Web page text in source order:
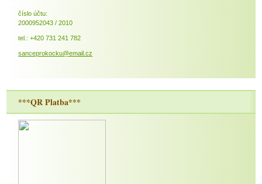
číslo účtu:
2000952043 / 2010
tel.: +420 731 241 782
sanceprokocku@email.cz
***QR Platba***